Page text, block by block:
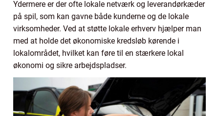
Ydermere er der ofte lokale netværk og leverandørkæder
på spil, som kan gavne både kunderne og de lokale
virksomheder. Ved at støtte lokale erhverv hjælper man
med at holde det økonomiske kredsløb kørende i
lokalområdet, hvilket kan føre til en stærkere lokal
økonomi og sikre arbejdspladser.